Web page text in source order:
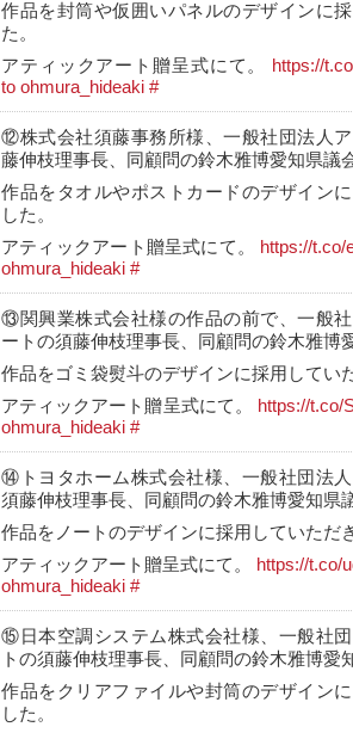
作品を封筒や仮囲いパネルのデザインに
た。
アティックアート贈呈式にて。
https://
to ohmura_hideaki #
⑫株式会社須藤事務所様、一般社団法人
藤伸枝理事長、同顧問の鈴木雅博愛知県議
作品をタオルやポストカードのデザイン
した。
アティックアート贈呈式にて。
https://t.co/
ohmura_hideaki #
⑬関興業株式会社様の作品の前で、一般
ートの須藤伸枝理事長、同顧問の鈴木雅博
作品をゴミ袋熨斗のデザインに採用してい
アティックアート贈呈式にて。
https://t.co/
ohmura_hideaki #
⑭トヨタホーム株式会社様、一般社団法
須藤伸枝理事長、同顧問の鈴木雅博愛知県
作品をノートのデザインに採用していただ
アティックアート贈呈式にて。
https://t.co/
ohmura_hideaki #
⑮日本空調システム株式会社様、一般社
トの須藤伸枝理事長、同顧問の鈴木雅博愛
作品をクリアファイルや封筒のデザイン
した。